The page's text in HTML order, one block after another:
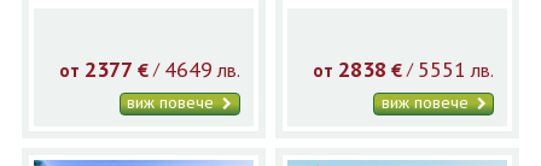
от 2377 €/ 4649 лв.
виж повече
от 2838 € / 5551 лв.
виж повече